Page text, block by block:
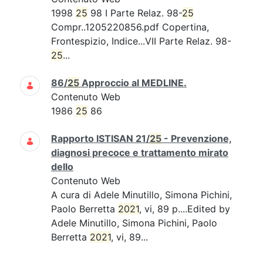
1998 25 98 I Parte Relaz. 98-25
Compr..1205220856.pdf Copertina,
Frontespizio, Indice...VII Parte Relaz. 98-
25...
86/25 Approccio al MEDLINE.
Contenuto Web
1986 25 86
Rapporto ISTISAN 21/25 - Prevenzione,
diagnosi precoce e trattamento mirato
dello
Contenuto Web
A cura di Adele Minutillo, Simona Pichini,
Paolo Berretta 2021, vi, 89 p....Edited by
Adele Minutillo, Simona Pichini, Paolo
Berretta 2021, vi, 89...